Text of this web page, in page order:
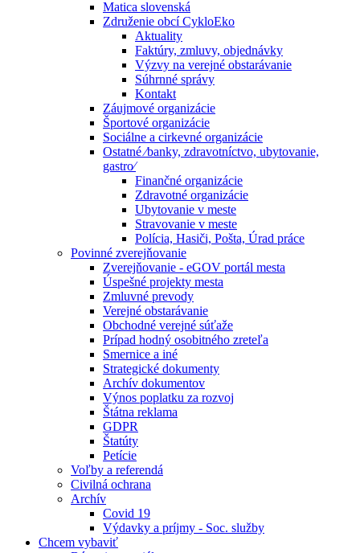
Matica slovenská
Združenie obcí CykloEko
Aktuality
Faktúry, zmluvy, objednávky
Výzvy na verejné obstarávanie
Súhrnné správy
Kontakt
Záujmové organizácie
Športové organizácie
Sociálne a cirkevné organizácie
Ostatné ⁄banky, zdravotníctvo, ubytovanie,
gastro⁄
Finančné organizácie
Zdravotné organizácie
Ubytovanie v meste
Stravovanie v meste
Polícia, Hasiči, Pošta, Úrad práce
Povinné zverejňovanie
Zverejňovanie - eGOV portál mesta
Úspešné projekty mesta
Zmluvné prevody
Verejné obstarávanie
Obchodné verejné súťaže
Prípad hodný osobitného zreteľa
Smernice a iné
Strategické dokumenty
Archív dokumentov
Výnos poplatku za rozvoj
Štátna reklama
GDPR
Štatúty
Petície
Voľby a referendá
Civilná ochrana
Archív
Covid 19
Výdavky a príjmy - Soc. služby
Chcem vybaviť